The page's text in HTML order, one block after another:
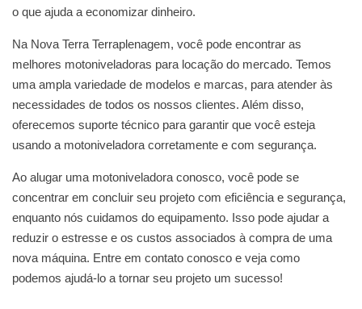
o que ajuda a economizar dinheiro.
Na Nova Terra Terraplenagem, você pode encontrar as
melhores motoniveladoras para locação do mercado. Temos
uma ampla variedade de modelos e marcas, para atender às
necessidades de todos os nossos clientes. Além disso,
oferecemos suporte técnico para garantir que você esteja
usando a motoniveladora corretamente e com segurança.
Ao alugar uma motoniveladora conosco, você pode se
concentrar em concluir seu projeto com eficiência e segurança,
enquanto nós cuidamos do equipamento. Isso pode ajudar a
reduzir o estresse e os custos associados à compra de uma
nova máquina. Entre em contato conosco e veja como
podemos ajudá-lo a tornar seu projeto um sucesso!